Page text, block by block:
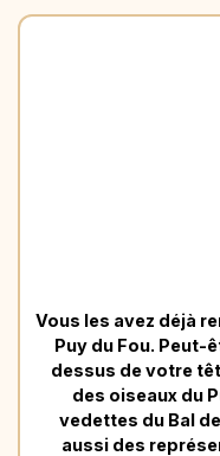
Vous les avez déjà
Puy du Fou. Peut-
dessus de votre
des oiseaux du
vedettes du Bal
aussi des